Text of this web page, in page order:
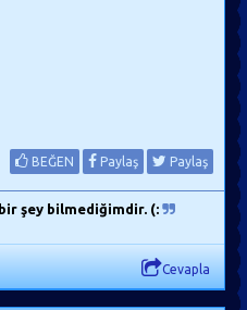
BEĞEN Paylaş Paylaş
şey bilmediğimdir. (:
Cevapla